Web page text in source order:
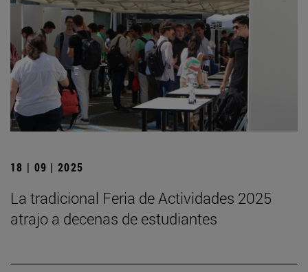
18 | 09 | 2025
La tradicional Feria de Actividades 2025
atrajo a decenas de estudiantes